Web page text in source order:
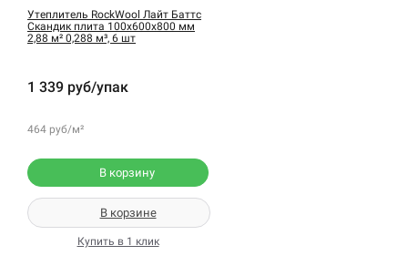
Утеплитель RockWool Лайт Баттс
Скандик плита 100х600х800 мм
2,88 м² 0,288 м³, 6 шт
1 339 руб/упак
464 руб/м²
В корзину
В корзине
Купить в 1 клик